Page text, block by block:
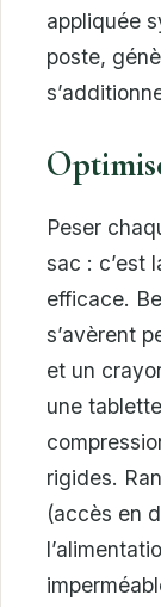
appliquée
poste,
Peser
sac : c’est
efficace.
s’avèrent
et un
une
rigides.
(accès en